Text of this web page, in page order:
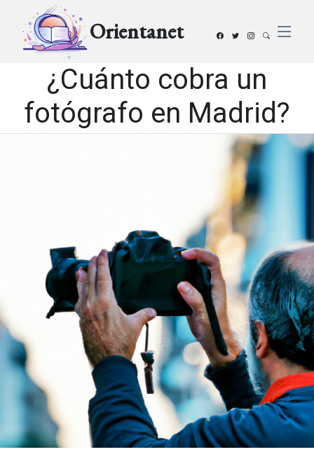
Orientanet
¿Cuánto cobra un
fotógrafo en Madrid?